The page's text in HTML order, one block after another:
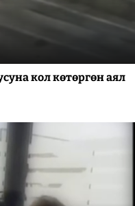
кол көтөргөн аял